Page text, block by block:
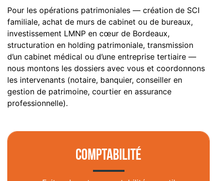
Pour les opérations patrimoniales — création de SCI
familiale, achat de murs de cabinet ou de bureaux,
investissement LMNP en cœur de Bordeaux,
structuration en holding patrimoniale, transmission
d’un cabinet médical ou d’une entreprise tertiaire —
nous montons les dossiers avec vous et coordonnons
les intervenants (notaire, banquier, conseiller en
gestion de patrimoine, courtier en assurance
professionnelle).
Comptabilité